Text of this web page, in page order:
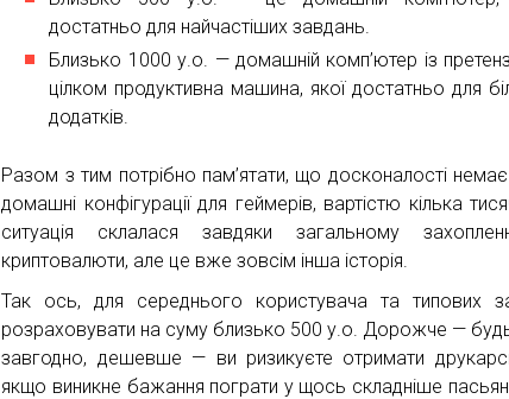
достатньо для найчастіших завдань.
Близько 1000 у.о. — домашній комп’ютер із
цілком продуктивна машина, якої достатньо для
додатків.
Разом з тим потрібно пам’ятати, що досконалості
домашні конфігурації для геймерів, вартістю кілька
ситуація склалася завдяки загальному
криптовалюти, але це вже зовсім інша історія.
Так ось, для середнього користувача та типових
розраховувати на суму близько 500 у.о. Дорожче — будь
завгодно, дешевше — ви ризикуєте отримати
якщо виникне бажання пограти у щось складніше